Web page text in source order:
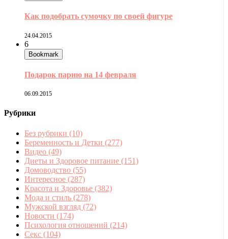
Как подобрать сумочку по своей фигуре
24.04.2015
6
Bookmark
Подарок парню на 14 февраля
06.09.2015
Рубрики
Без рубрики (10)
Беременность и Детки (277)
Видео (49)
Диеты и Здоровое питание (151)
Домоводство (55)
Интересное (287)
Красота и Здоровье (382)
Мода и стиль (278)
Мужской взгляд (72)
Новости (174)
Психология отношений (214)
Секс (104)